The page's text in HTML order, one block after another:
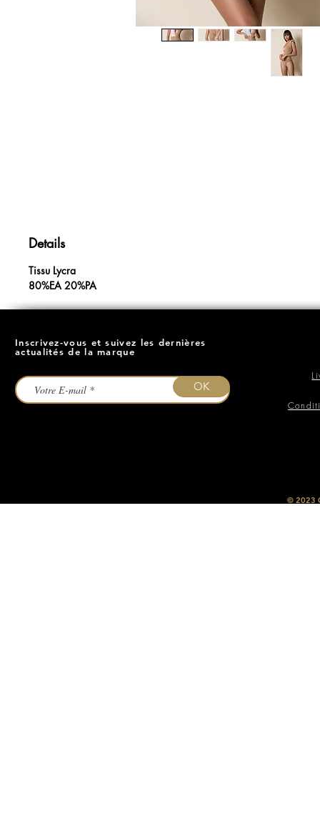
Details
Tissu Lycra
80%EA 20%PA
Inscrivez-vous et suivez les dernières
actualités de la marque
OK
​© 2023